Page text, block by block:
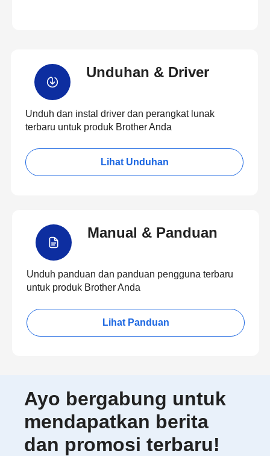
Unduhan & Driver
Unduh dan instal driver dan perangkat lunak
terbaru untuk produk Brother Anda
Lihat Unduhan
Manual & Panduan
Unduh panduan dan panduan pengguna terbaru
untuk produk Brother Anda
Lihat Panduan
Ayo bergabung untuk
mendapatkan berita
dan promosi terbaru!